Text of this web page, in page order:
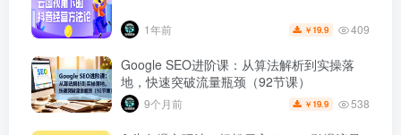
1年前 ￥ 19.9 409
Google SEO进阶课：从算法解析到实操落
地，快速突破流量瓶颈（92节课）
9个月前 ￥ 19.9 538